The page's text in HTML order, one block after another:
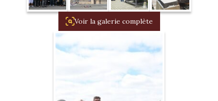
Evolution 11 –
1938/1947
1947/1955
Voir la galerie complète